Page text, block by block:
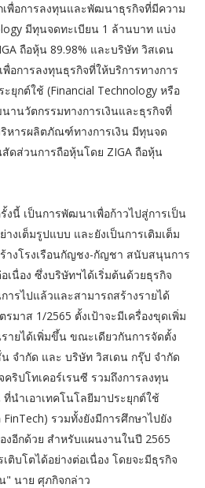
พื่อการลงทุนและพัฒนาธุรกิจที่มีความ
มีทุนจดทะเบียน 1 ล้านบาท แบ่ง
ถือหุ้น 89.98% และบริษัท วิสเดน
อการลงทุนธุรกิจที่ให้บริการทางการ
ยุกต์ใช้ (Financial Technology หรือ
านวัตกรรมทางการเงินและธุรกิจที่
หารผลิตภัณฑ์ทางการเงิน มีทุนจด
ดส่วนการถือหุ้นโดย ZIGA ถือหุ้น
นี้ เป็นการพัฒนาเพื่อก้าวไปสู่การเป็น
งเต็มรูปแบบ และยังเป็นการเติมเต็ม
างโรงเรือนกัญชง-กัญชา สนับสนุนการ
เนื่อง ซึ่งบริษัทฯได้เริ่มต้นด้วยธุรกิจ
ารไปแล้วและสามารถสร้างรายได้
มาส 1/2565 ตั้งเป้าจะมีเครื่องขุดเพิ่ม
ายได้เพิ่มขึ้น ขณะเดียวกันการจัดตั้ง
จำกัด และ บริษัท วิสเดน กรุ๊ป จำกัด
ริปโทเคอร์เรนซี รวมถึงการลงทุน
ที่นำเอาเทคโนโลยีมาประยุกต์ใช้
รวมทั้งยังมีการศึกษาไปยัง
งอีกด้วย สำหรับแผนงานในปี 2565
ติบโตได้อย่างต่อเนื่อง โดยจะมีธุรกิจ
" นาย ศุภกิจกล่าว